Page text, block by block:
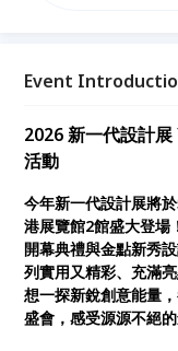
Shih，以及澳洲
適應力與抗壓性
Event
2026 新一代設計
活動
今年新一代設計展將
港展覽館2館盛大登場
開幕典禮與金點新秀
列實用又精彩、充滿
想一探新銳創意能量
盛會，感受源源不絕的